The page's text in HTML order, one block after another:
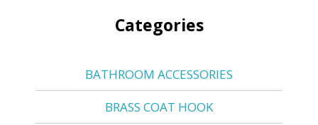
Categories
BATHROOM ACCESSORIES
BRASS COAT HOOK